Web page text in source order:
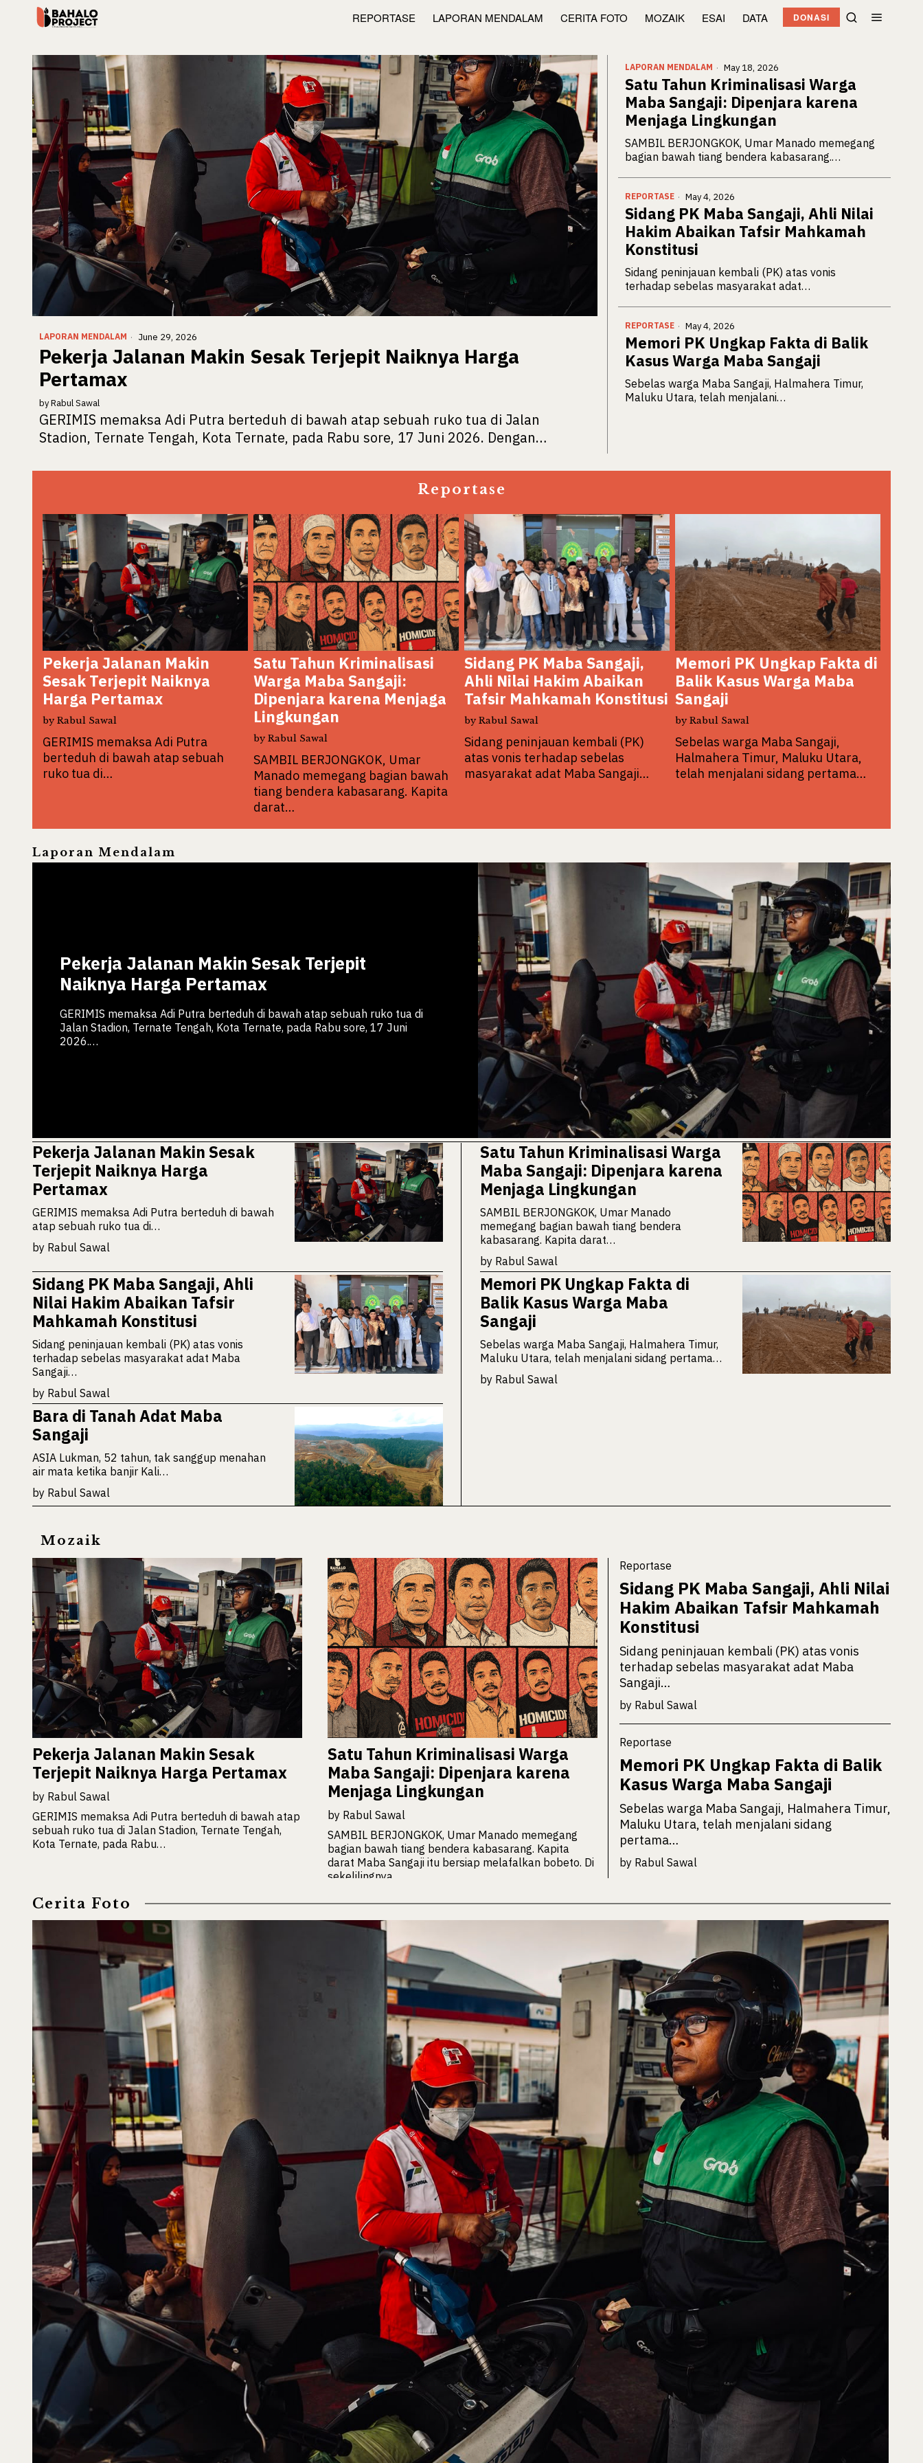
REPORTASE LAPORAN MENDALAM CERITA FOTO MOZAIK ESAI DATA DONASI
LAPORAN MENDALAM June 29, 2026
Pekerja Jalanan Makin Sesak Terjepit Naiknya Harga
Pertamax
byRabul Sawal
GERIMIS memaksa Adi Putra berteduh di bawah atap sebuah ruko tua di Jalan
Stadion, Ternate Tengah, Kota Ternate, pada Rabu sore, 17 Juni 2026. Dengan…
LAPORAN MENDALAM May 18, 2026
Satu Tahun Kriminalisasi Warga
Maba Sangaji: Dipenjara karena
Menjaga Lingkungan
SAMBIL BERJONGKOK, Umar Manado memegang
bagian bawah tiang bendera kabasarang.…
REPORTASE May 4, 2026
Sidang PK Maba Sangaji, Ahli Nilai
Hakim Abaikan Tafsir Mahkamah
Konstitusi
Sidang peninjauan kembali (PK) atas vonis
terhadap sebelas masyarakat adat…
REPORTASE May 4, 2026
Memori PK Ungkap Fakta di Balik
Kasus Warga Maba Sangaji
Sebelas warga Maba Sangaji, Halmahera Timur,
Maluku Utara, telah menjalani…
Reportase
Pekerja Jalanan Makin
Sesak Terjepit Naiknya
Harga Pertamax
byRabul Sawal
GERIMIS memaksa Adi Putra
berteduh di bawah atap sebuah
ruko tua di…
Satu Tahun Kriminalisasi
Warga Maba Sangaji:
Dipenjara karena Menjaga
Lingkungan
byRabul Sawal
SAMBIL BERJONGKOK, Umar
Manado memegang bagian bawah
tiang bendera kabasarang. Kapita
darat…
Sidang PK Maba Sangaji,
Ahli Nilai Hakim Abaikan
Tafsir Mahkamah Konstitusi
byRabul Sawal
Sidang peninjauan kembali (PK)
atas vonis terhadap sebelas
masyarakat adat Maba Sangaji…
Memori PK Ungkap Fakta di
Balik Kasus Warga Maba
Sangaji
byRabul Sawal
Sebelas warga Maba Sangaji,
Halmahera Timur, Maluku Utara,
telah menjalani sidang pertama…
Laporan Mendalam
Pekerja Jalanan Makin Sesak Terjepit
Naiknya Harga Pertamax
GERIMIS memaksa Adi Putra berteduh di bawah atap sebuah ruko tua di
Jalan Stadion, Ternate Tengah, Kota Ternate, pada Rabu sore, 17 Juni
2026.…
Pekerja Jalanan Makin Sesak
Terjepit Naiknya Harga
Pertamax
GERIMIS memaksa Adi Putra berteduh di bawah
atap sebuah ruko tua di…
by Rabul Sawal
Satu Tahun Kriminalisasi Warga
Maba Sangaji: Dipenjara karena
Menjaga Lingkungan
SAMBIL BERJONGKOK, Umar Manado
memegang bagian bawah tiang bendera
kabasarang. Kapita darat…
by Rabul Sawal
Sidang PK Maba Sangaji, Ahli
Nilai Hakim Abaikan Tafsir
Mahkamah Konstitusi
Sidang peninjauan kembali (PK) atas vonis
terhadap sebelas masyarakat adat Maba
Sangaji…
by Rabul Sawal
Memori PK Ungkap Fakta di
Balik Kasus Warga Maba
Sangaji
Sebelas warga Maba Sangaji, Halmahera Timur,
Maluku Utara, telah menjalani sidang pertama…
by Rabul Sawal
Bara di Tanah Adat Maba
Sangaji
ASIA Lukman, 52 tahun, tak sanggup menahan
air mata ketika banjir Kali…
by Rabul Sawal
Mozaik
Pekerja Jalanan Makin Sesak
Terjepit Naiknya Harga Pertamax
by Rabul Sawal
GERIMIS memaksa Adi Putra berteduh di bawah atap
sebuah ruko tua di Jalan Stadion, Ternate Tengah,
Kota Ternate, pada Rabu…
Satu Tahun Kriminalisasi Warga
Maba Sangaji: Dipenjara karena
Menjaga Lingkungan
by Rabul Sawal
SAMBIL BERJONGKOK, Umar Manado memegang
bagian bawah tiang bendera kabasarang. Kapita
darat Maba Sangaji itu bersiap melafalkan bobeto. Di
sekelilingnya,…
Reportase
Sidang PK Maba Sangaji, Ahli Nilai
Hakim Abaikan Tafsir Mahkamah
Konstitusi
Sidang peninjauan kembali (PK) atas vonis
terhadap sebelas masyarakat adat Maba
Sangaji…
by Rabul Sawal
Reportase
Memori PK Ungkap Fakta di Balik
Kasus Warga Maba Sangaji
Sebelas warga Maba Sangaji, Halmahera Timur,
Maluku Utara, telah menjalani sidang
pertama…
by Rabul Sawal
Cerita Foto